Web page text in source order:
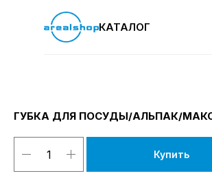
КАТАЛОГ
ГУБКА ДЛЯ ПОСУДЫ/АЛЬПАК/
Купить